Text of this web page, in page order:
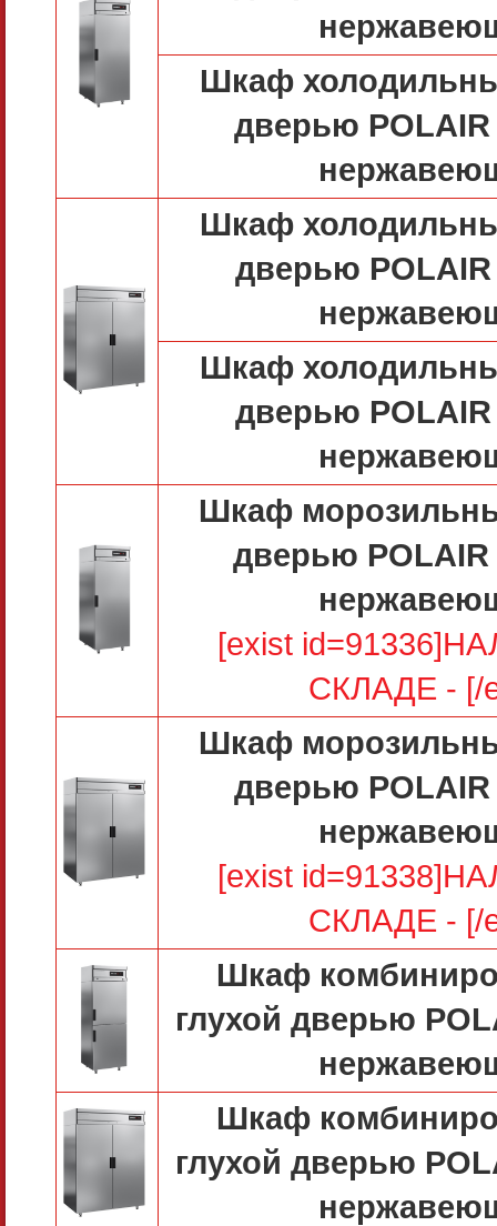
Шкаф
дверью POLAIR
Шкаф
дверью POLAIR
Шкаф
дверью POLAIR
Шкаф
дверью POLAIR
[exist
СКЛАДЕ - [/
Шкаф
дверью POLAIR
[exist
СКЛАДЕ - [/
Шкаф
глухой дверью
Шкаф
глухой дверью